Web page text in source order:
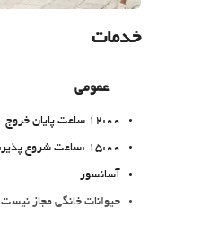
خدمات
عمومی
12:00 ساعت پایان خروج
15:00 :ساعت شروع پذیرش
آسانسور
حیوانات خانگی مجاز نیست